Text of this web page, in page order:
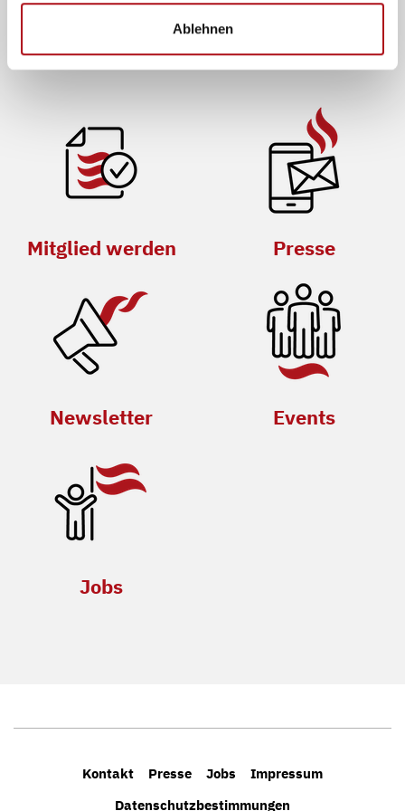
Ablehnen
und Sicherheit
Mitglied werden Presse
Newsletter Events
Jobs
Kontakt Presse Jobs
Impressum
Datenschutzbestimmungen